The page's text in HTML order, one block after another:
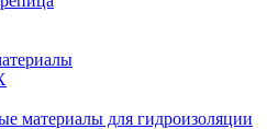
материалы для гидроизоляции